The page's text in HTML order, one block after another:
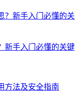
新手入门必懂的关键